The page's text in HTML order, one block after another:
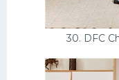
30. DFC